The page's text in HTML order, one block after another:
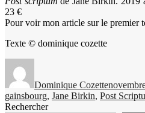
23 €
Pour voir mon article sur le premier
Texte © dominique cozette
Dominique Cozette
gainsbourg, Jane Birkin, Post
Rechercher